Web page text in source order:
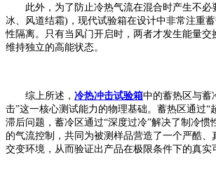
此外，为了防止冷热气流在混合时产生不必
冰、风道结霜)，现代试验箱在设计中非常注重
性隔离。只有当风门开启时，两者才发生能量交
维持独立的高能状态。
综上所述， 冷热冲击试验箱中的蓄热区与蓄
击”这一核心测试能力的物理基础。蓄热区通过“
滞后问题，蓄冷区通过“深度过冷”解决了制冷惯
的气流控制，共同为被测样品营造了一个严酷、
交变环境，从而验证出产品在极限条件下的真实